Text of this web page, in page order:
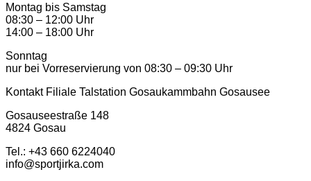
Montag bis Samstag
08:30 – 12:00 Uhr
14:00 – 18:00 Uhr
Sonntag
nur bei Vorreservierung von 08:30 – 09:30 Uhr
Kontakt Filiale Talstation Gosaukammbahn Gosausee
Gosauseestraße 148
4824 Gosau
Tel.: ‭+43 660 6224040‬
info@sportjirka.com